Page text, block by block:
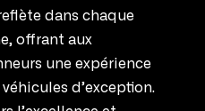
dans chaque
offrant aux
une expérience
d’exception.